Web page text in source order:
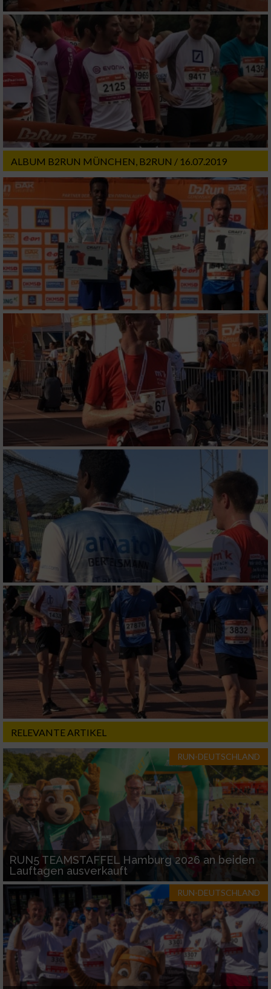
ALBUM B2RUN MÜNCHEN, B2RUN / 16.07.2019
RELEVANTE ARTIKEL
RUN-DEUTSCHLAND
RUN5 TEAMSTAFFEL Hamburg 2026 an beiden
Lauftagen ausverkauft
RUN-DEUTSCHLAND